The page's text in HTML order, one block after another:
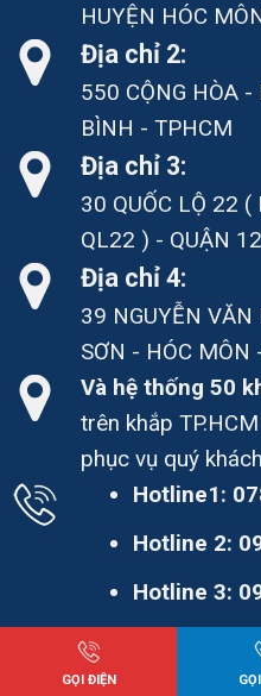
HUYỆN HÓC
Địa chỉ 2:
550 CỘNG HÒA -
BÌNH - TPHCM
Địa chỉ 3:
30 QUỐC LỘ 22 (
QL22 ) - QUẬN
Địa chỉ 4:
39 NGUYỄN
SƠN - HÓC MÔN
Và hệ thống 50
trên khắp
phục vụ quý
Hotline1:
Hotline 2:
Hotline 3:
GỌI ĐIỆN